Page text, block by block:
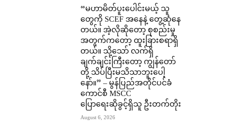
“မဟာမိတ်ပူးပေါင်းမယ့် သူ
တွေကို SCEF အနေနဲ့ တွေ့ဆုံနေ
တယ်။ အဲ့လိုဆိုတော့ စုစည်းမှု
အတွက်ကတော့ ထူးခြားစရာရှိ
တယ်။ သို့သော် လက်ရှိ
ချက်ချင်းကြီးတော့ ကျွန်တော်
တို့ သိပ်ပြီးမသိသာဘူးပေါ့
နော်။” – မွန်ပြည်အတိုင်ပင်ခံ
ကောင်စီ MSCC
ပြောရေးဆိုခွင့်ရှိသူ ဦးတက်တိုး
August 6, 2026